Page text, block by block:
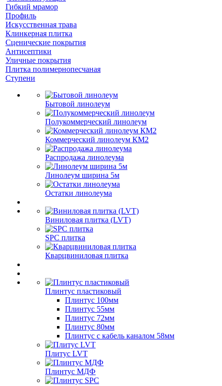
Гибкий мрамор
Профиль
Искусственная трава
Клинкерная плитка
Сценические покрытия
Антисептики
Уличные покрытия
Плитка полимернопесчаная
Ступени
Бытовой линолеум
Полукоммерческий линолеум
Коммерческий линолеум КМ2
Распродажа линолеума
Линолеум ширина 5м
Остатки линолеума
Виниловая плитка (LVT)
SPC плитка
Кварцвиниловая плитка
Плинтус пластиковый
Плинтус 100мм
Плинтус 55мм
Плинтус 72мм
Плинтус 80мм
Плинтус с кабель каналом 58мм
Плитус LVT
Плинтус МДФ